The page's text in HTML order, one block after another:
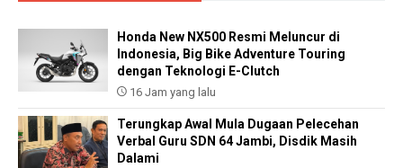
Honda New NX500 Resmi Meluncur di
Indonesia, Big Bike Adventure Touring
dengan Teknologi E-Clutch
16 Jam yang lalu
Terungkap Awal Mula Dugaan Pelecehan
Verbal Guru SDN 64 Jambi, Disdik Masih
Dalami